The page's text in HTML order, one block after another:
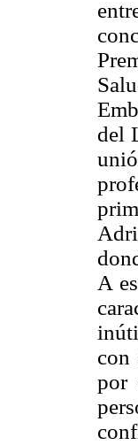
del
A
con
por